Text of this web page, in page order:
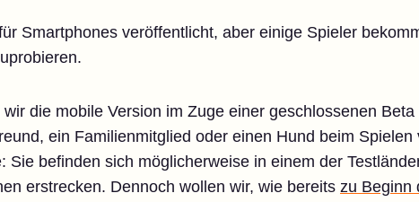
Smartphones veröffentlicht, aber einige Spieler
die mobile Version im Zuge einer geschlossenen Beta
ein Familienmitglied oder einen Hund beim Spielen
Sie befinden sich möglicherweise in einem der
erstrecken. Dennoch wollen wir, wie bereits zu Beginn